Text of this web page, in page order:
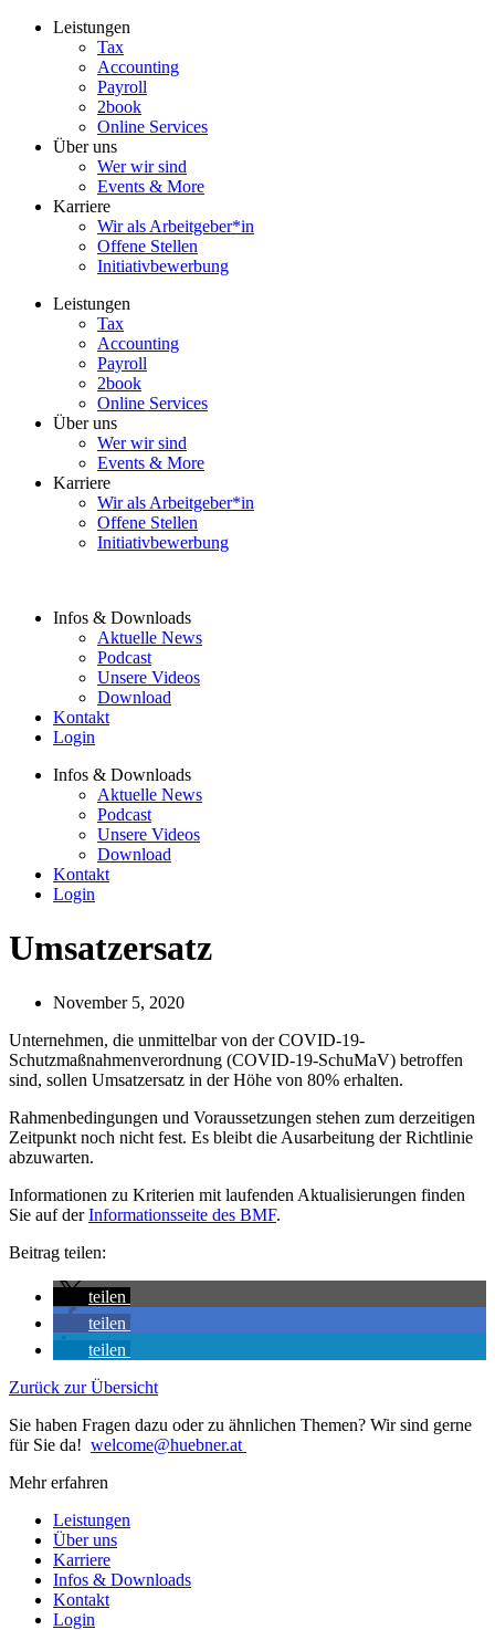
Zum
Leistungen
Tax
Accounting
Payroll
2book
Online Services
Über uns
Wer wir sind
Events & More
Karriere
Wir als Arbeitgeber*in
Offene Stellen
Initiativbewerbung
Leistungen
Tax
Accounting
Payroll
2book
Online Services
Über uns
Wer wir sind
Events & More
Karriere
Wir als Arbeitgeber*in
Offene Stellen
Initiativbewerbung
Infos & Downloads
Aktuelle News
Podcast
Unsere Videos
Download
Kontakt
Login
Infos & Downloads
Aktuelle News
Podcast
Unsere Videos
Download
Kontakt
Login
Umsatzersatz
November 5, 2020
Unternehmen, die unmittelbar von der COVID-19-
Schutzmaßnahmenverordnung (COVID-19-SchuMaV) betroffen
sind, sollen Umsatzersatz in der Höhe von 80% erhalten.
Rahmenbedingungen und Voraussetzungen stehen zum derzeitigen
Zeitpunkt noch nicht fest. Es bleibt die Ausarbeitung der Richtlinie
abzuwarten.
Informationen zu Kriterien mit laufenden Aktualisierungen finden
Sie auf derInformationsseite des BMF.
Beitrag teilen:
teilen
teilen
teilen
Zurück zur Übersicht
Sie haben Fragen dazu oder zu ähnlichen Themen? Wir sind gerne
für Sie da! welcome@huebner.at
Mehr erfahren
Leistungen
Über uns
Karriere
Infos & Downloads
Kontakt
Login